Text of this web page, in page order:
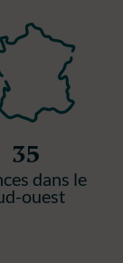
35
dans le
ouest